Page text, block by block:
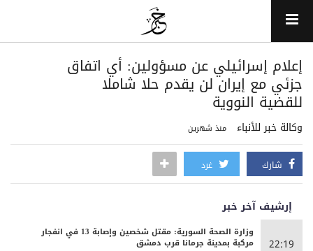
إعلام إسرائيلي عن مسؤولين: أي اتفاق
جزئي مع إيران لن يقدم حلا شاملا
للقضية النووية
وكالة خبر للأنباء منذ شهرين
شارك غرد
إرشيف آخر خبر
22:19
وزارة الصحة السورية: مقتل شخصين وإصابة 13 في انفجار
مركبة بمدينة جرمانا قرب دمشق